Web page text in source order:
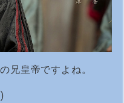
兄皇帝ですよね。